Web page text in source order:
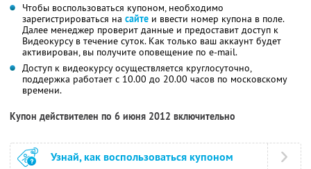
Чтобы воспользоваться купоном, необходимо
зарегистрироваться на сайте и ввести номер купона в поле.
Далее менеджер проверит данные и предоставит доступ к
Видеокурсу в течение суток. Как только ваш аккаунт будет
активирован, вы получите оповещение по e-mail.
Доступ к видеокурсу осуществляется круглосуточно,
поддержка работает с 10.00 до 20.00 часов по московскому
времени.
Купон действителен по 6 июня 2012 включительно
Узнай, как воспользоваться купоном